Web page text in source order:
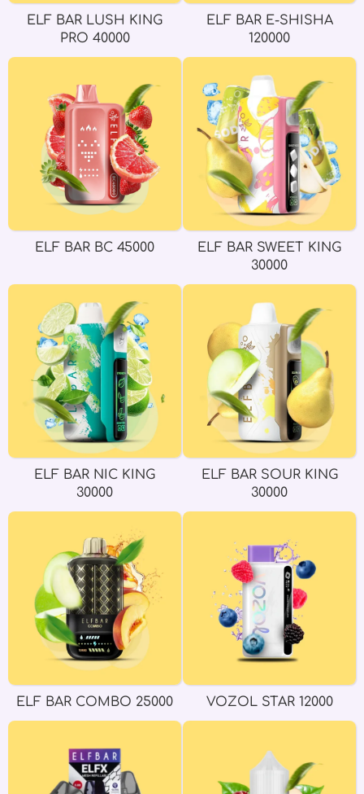
ELF BAR LUSH KING
PRO 40000
ELF BAR E-SHISHA
120000
ELF BAR BC 45000
ELF BAR SWEET KING
30000
ELF BAR NIC KING
30000
ELF BAR SOUR KING
30000
ELF BAR COMBO 25000 VOZOL STAR 12000